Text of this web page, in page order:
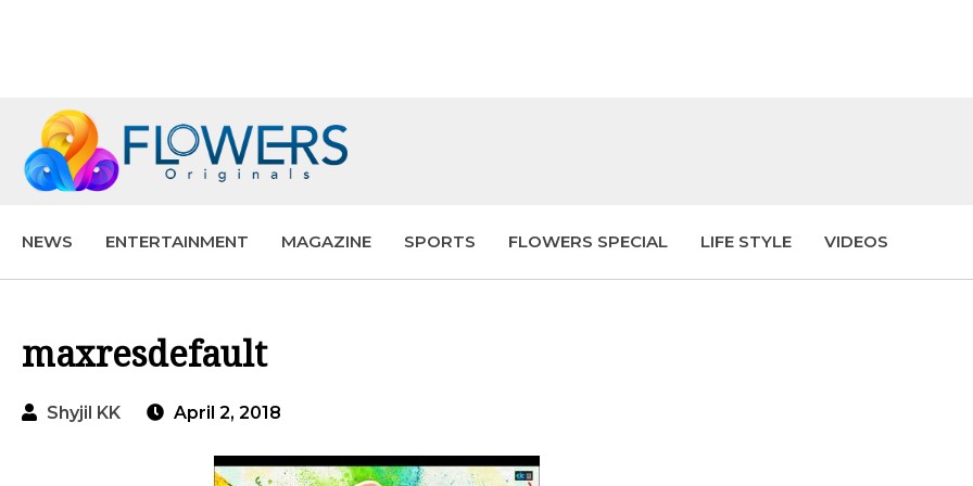
NEWS ENTERTAINMENT MAGAZINE SPORTS FLOWERS SPECIAL LIFE STYLE VIDEOS
maxresdefault
Shyjil KK April 2, 2018